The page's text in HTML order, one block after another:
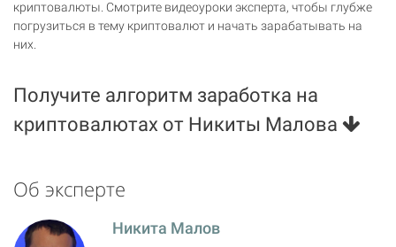
криптовалюты. Смотрите видеоуроки эксперта, чтобы глубже
погрузиться в тему криптовалют и начать зарабатывать на
них.
Получите алгоритм заработка на
криптовалютах от Никиты Малова
Об эксперте
Никита Малов